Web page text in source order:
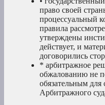
право своей
процессуальный
правила
утверждены
действует, и
договорились
* арбитражное
обжалованию не
обязательным
Арбитражного